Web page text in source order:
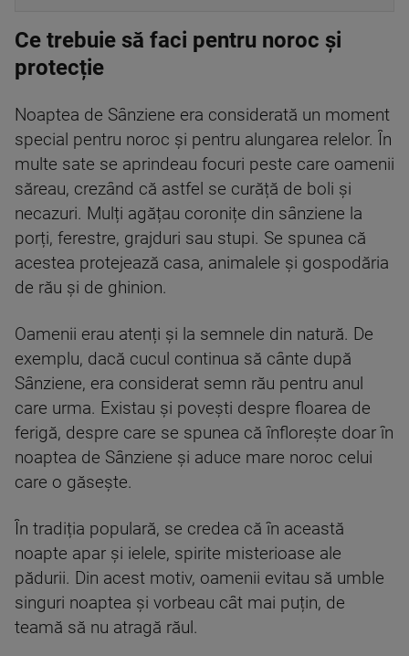
Ce trebuie să faci pentru noroc și
protecție
Noaptea de Sânziene era considerată un moment
special pentru noroc și pentru alungarea relelor. În
multe sate se aprindeau focuri peste care oamenii
săreau, crezând că astfel se curăță de boli și
necazuri. Mulți agățau coronițe din sânziene la
porți, ferestre, grajduri sau stupi. Se spunea că
acestea protejează casa, animalele și gospodăria
de rău și de ghinion.
Oamenii erau atenți și la semnele din natură. De
exemplu, dacă cucul continua să cânte după
Sânziene, era considerat semn rău pentru anul
care urma. Existau și povești despre floarea de
ferigă, despre care se spunea că înflorește doar în
noaptea de Sânziene și aduce mare noroc celui
care o găsește.
În tradiția populară, se credea că în această
noapte apar și ielele, spirite misterioase ale
pădurii. Din acest motiv, oamenii evitau să umble
singuri noaptea și vorbeau cât mai puțin, de
teamă să nu atragă răul.